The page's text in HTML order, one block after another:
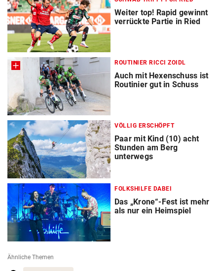
Weiter top! Rapid gewinnt
verrückte Partie in Ried
ROUTINIER RICCI ZOIDL
Auch mit Hexenschuss ist
Routinier gut in Schuss
VÖLLIG ERSCHÖPFT
Paar mit Kind (10) acht
Stunden am Berg
unterwegs
FOLKSHILFE DABEI
Das „Krone“-Fest ist mehr
als nur ein Heimspiel
Ähnliche Themen